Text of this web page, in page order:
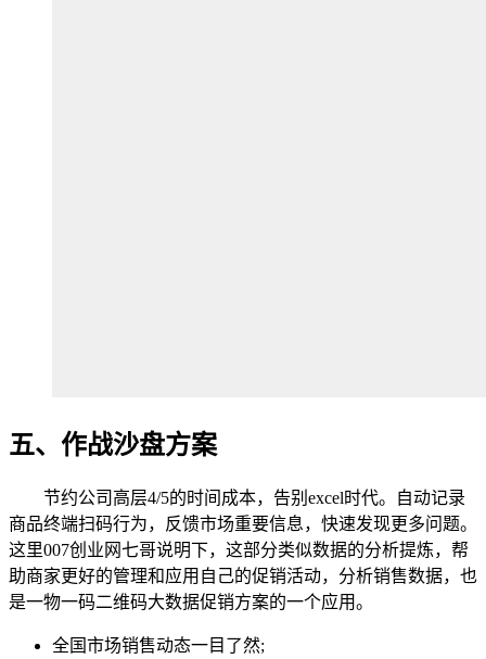
五、作战沙盘方案
节约公司高层4/5的时间成本，告别excel时代。自动记录
商品终端扫码行为，反馈市场重要信息，快速发现更多问题。
这里007创业网七哥说明下，这部分类似数据的分析提炼，帮
助商家更好的管理和应用自己的促销活动，分析销售数据，也
是一物一码二维码大数据促销方案的一个应用。
全国市场销售动态一目了然;